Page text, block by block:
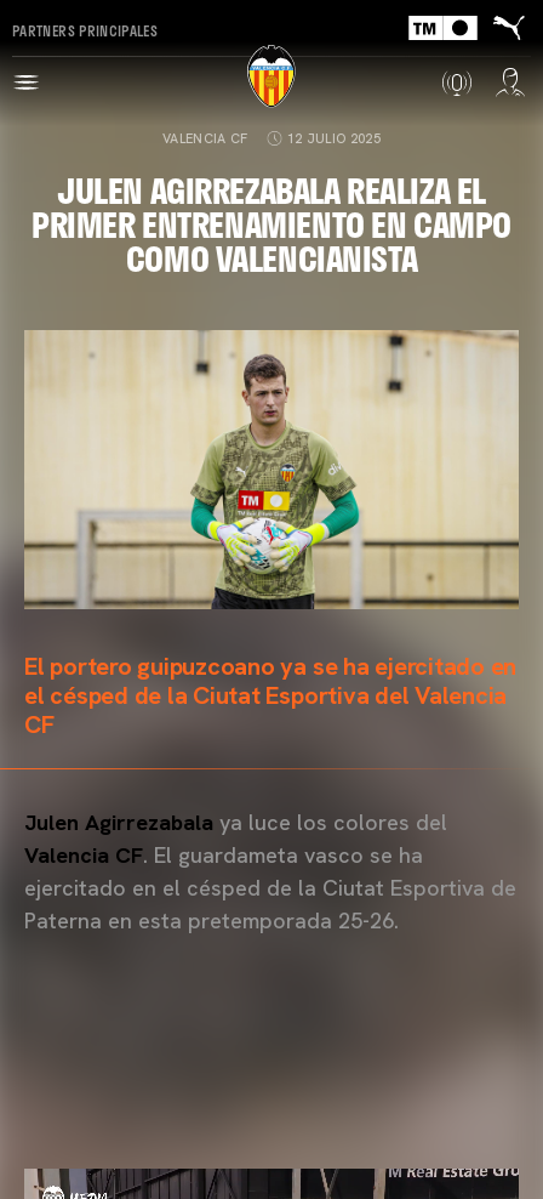
PARTNERS PRINCIPALES
VALENCIA CF 12 JULIO 2025
JULEN AGIRREZABALA REALIZA EL
PRIMER ENTRENAMIENTO EN CAMPO
COMO VALENCIANISTA
El portero guipuzcoano ya se ha ejercitado en
el césped de la Ciutat Esportiva del Valencia
CF
Julen Agirrezabala ya luce los colores del
Valencia CF. El guardameta vasco se ha
ejercitado en el césped de la Ciutat Esportiva de
Paterna en esta pretemporada 25-26.